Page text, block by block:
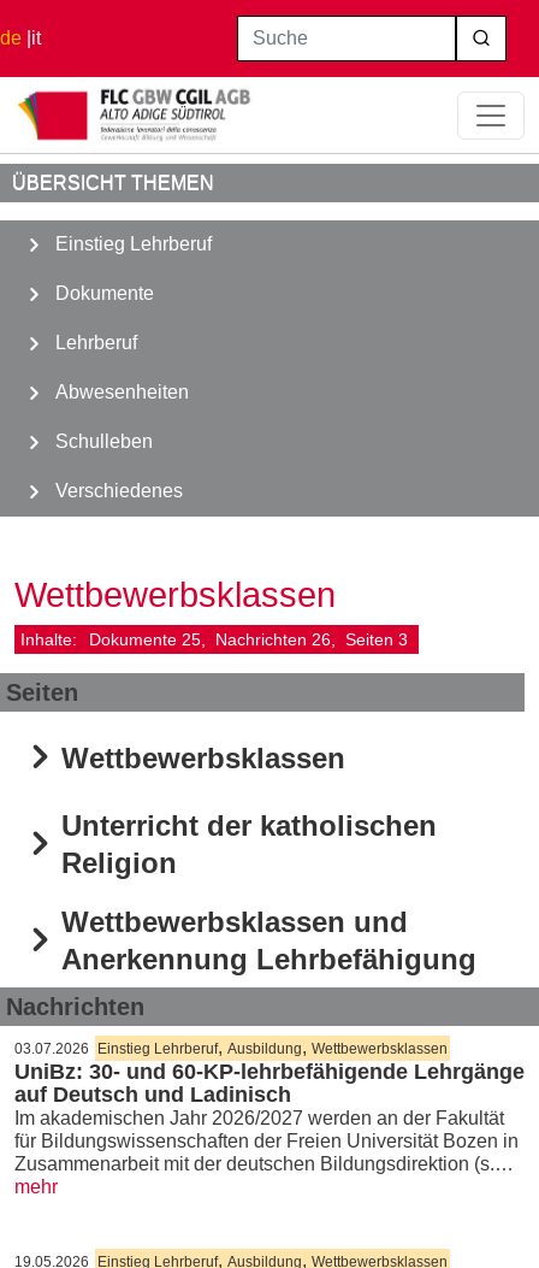
de it Suche
Startseite Einstieg Lehrberuf Wettbewerbsklassen
Wettbewerbsklassen
Inhalte: Dokumente 25 Nachrichten 26 Seiten 3
Seiten
Wettbewerbsklassen
Unterricht der katholischen
Religion
Wettbewerbsklassen und
Anerkennung Lehrbefähigung
Nachrichten
03.07.2026 Einstieg Lehrberuf, Ausbildung, Wettbewerbsklassen
UniBz: 30- und 60-KP-lehrbefähigende Lehrgänge
auf Deutsch und Ladinisch
Im akademischen Jahr 2026/2027 werden an der Fakultät
für Bildungswissenschaften der Freien Universität Bozen in
Zusammenarbeit mit der deutschen Bildungsdirektion (s.…
mehr
19.05.2026 Einstieg Lehrberuf, Ausbildung, Wettbewerbsklassen
ÜBERSICHT THEMEN
Einstieg Lehrberuf
Dokumente
Lehrberuf
Abwesenheiten
Schulleben
Verschiedenes